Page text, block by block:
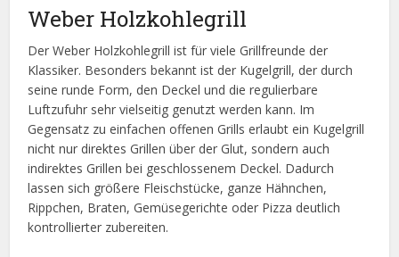
Weber Holzkohlegrill
Der Weber Holzkohlegrill ist für viele Grillfreunde der
Klassiker. Besonders bekannt ist der Kugelgrill, der durch
seine runde Form, den Deckel und die regulierbare
Luftzufuhr sehr vielseitig genutzt werden kann. Im
Gegensatz zu einfachen offenen Grills erlaubt ein Kugelgrill
nicht nur direktes Grillen über der Glut, sondern auch
indirektes Grillen bei geschlossenem Deckel. Dadurch
lassen sich größere Fleischstücke, ganze Hähnchen,
Rippchen, Braten, Gemüsegerichte oder Pizza deutlich
kontrollierter zubereiten.